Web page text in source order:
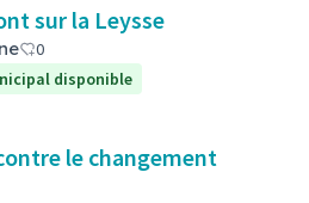
sur la Leysse
0
disponible
le changement